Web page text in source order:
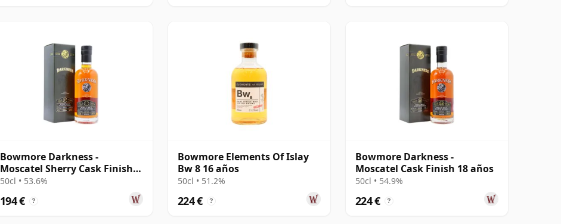
Bowmore Darkness -
Moscatel Sherry Cask Finish
Single Malt 17 años
50cl • 53.6%
194 € ?
Bowmore Elements Of Islay
Bw 8 16 años
50cl • 51.2%
224 € ?
Bowmore Darkness -
Moscatel Cask Finish 18 años
50cl • 54.9%
224 € ?